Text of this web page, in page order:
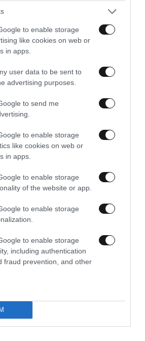
to enable storage
like cookies on web or
in apps.
user data to be sent to
advertising purposes.
to send me
to enable storage
like cookies on web or
in apps.
to enable storage
of the website or app.
to enable storage
to enable storage
including authentication
fraud prevention, and other
στην Ελλάδα λίγο πριν
είδε το όνειρο ζωής να